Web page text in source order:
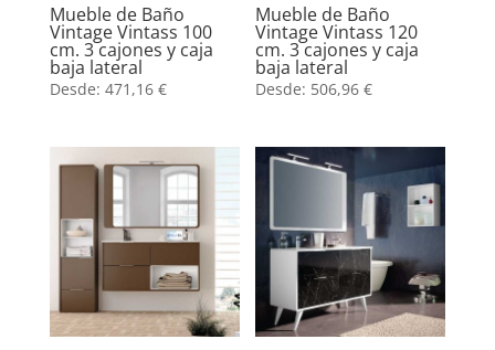
Mueble de Baño
Vintage Vintass 100
cm. 3 cajones y caja
baja lateral
Desde: 471,16 €
Mueble de Baño
Vintage Vintass 120
cm. 3 cajones y caja
baja lateral
Desde: 506,96€